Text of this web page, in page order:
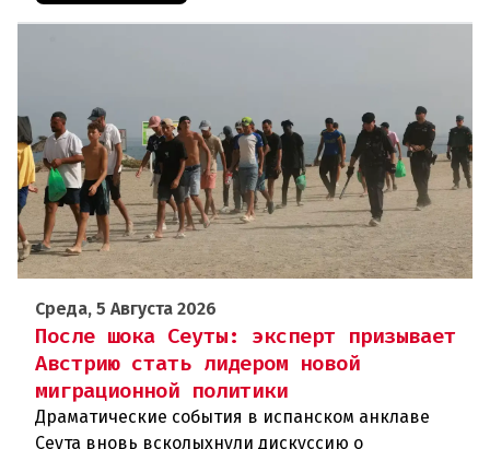
Среда, 5 Августа 2026
После шока Сеуты: эксперт призывает
Австрию стать лидером новой
миграционной политики
Драматические события в испанском анклаве
Сеута вновь всколыхнули дискуссию о